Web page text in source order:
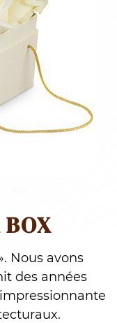
Nous avons
des années